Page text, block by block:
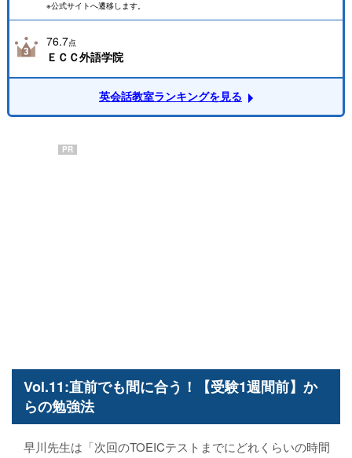
※公式サイトへ遷移します。
76.7点
ＥＣＣ外語学院
英会話教室ランキングを見る
PR
Vol.11:直前でも間に合う！【受験1週間前】か
らの勉強法
早川先生は「次回のTOEICテストまでにどれくらいの時間